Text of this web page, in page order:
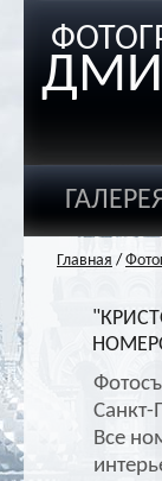
Главная /
Санкт-
Все